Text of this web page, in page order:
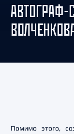
АВТОГРАФ-
Помимо этого,